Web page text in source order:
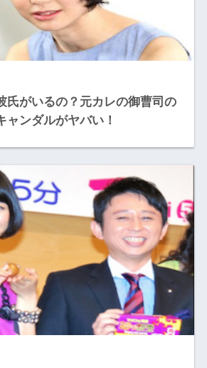
氏がいるの？元カレの御曹司の
ャンダルがヤバい！